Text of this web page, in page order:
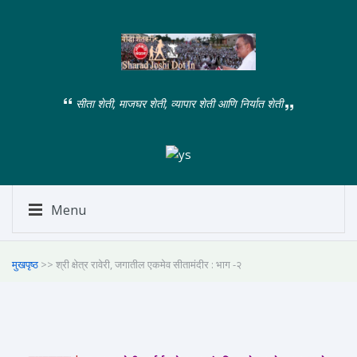
सीता शेती, माजघर शेती, व्यापार शेती आणि निर्यात शेती
Menu
मुखपृष्ठ >> श्री क्षेत्र रावेरी, जगातील एकमेव सीतामंदीर : भाग -२